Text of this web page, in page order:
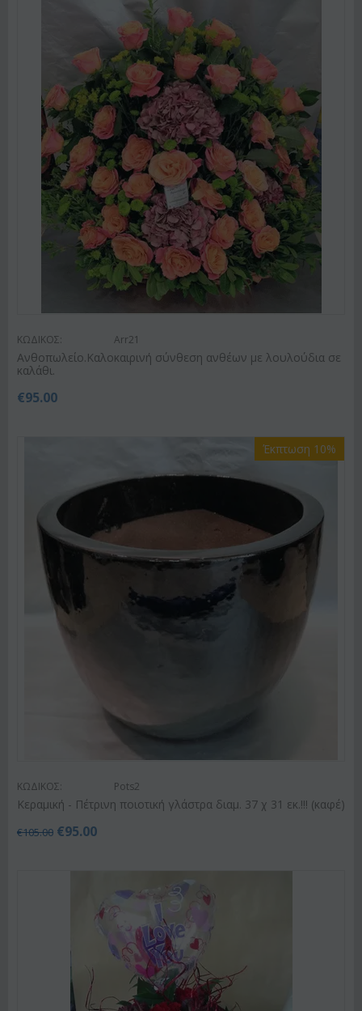
ΚΩΔΙΚΟΣ: Arr21
Ανθοπωλείο.Καλοκαιρινή σύνθεση ανθέων με λουλούδια σε
καλάθι.
€95.00
Έκπτωση 10%
ΚΩΔΙΚΟΣ: Pots2
Κεραμική - Πέτρινη ποιοτική γλάστρα διαμ. 37 χ 31 εκ.!!! (καφέ)
€105.00 €95.00